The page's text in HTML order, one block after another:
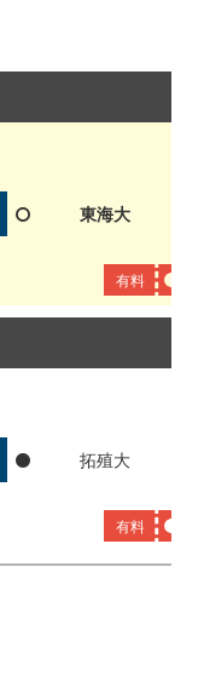
東海大
有料
拓殖大
有料